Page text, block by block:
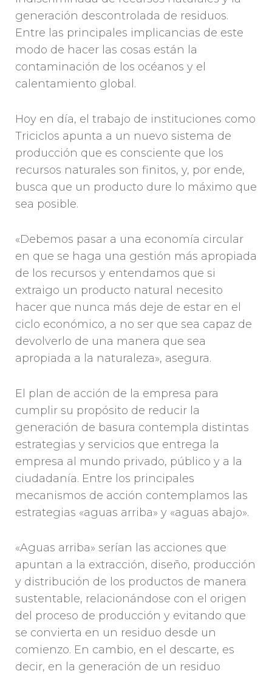
generación descontrolada de residuos.
Entre las principales implicancias de este
modo de hacer las cosas están la
contaminación de los océanos y el
calentamiento global.
Hoy en día, el trabajo de instituciones como
Triciclos apunta a un nuevo sistema de
producción que es consciente que los
recursos naturales son finitos, y, por ende,
busca que un producto dure lo máximo que
sea posible.
«Debemos pasar a una economía circular
en que se haga una gestión más apropiada
de los recursos y entendamos que si
extraigo un producto natural necesito
hacer que nunca más deje de estar en el
ciclo económico, a no ser que sea capaz de
devolverlo de una manera que sea
apropiada a la naturaleza», asegura.
El plan de acción de la empresa para
cumplir su propósito de reducir la
generación de basura contempla distintas
estrategias y servicios que entrega la
empresa al mundo privado, público y a la
ciudadanía. Entre los principales
mecanismos de acción contemplamos las
estrategias «aguas arriba» y «aguas abajo».
«Aguas arriba» serían las acciones que
apuntan a la extracción, diseño, producción
y distribución de los productos de manera
sustentable, relacionándose con el origen
del proceso de producción y evitando que
se convierta en un residuo desde un
comienzo. En cambio, en el descarte, es
decir, en la generación de un residuo